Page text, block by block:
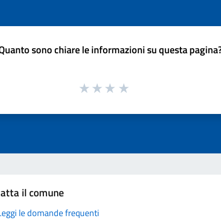
sono chiare le informazioni su questa
il comune
le domande frequenti